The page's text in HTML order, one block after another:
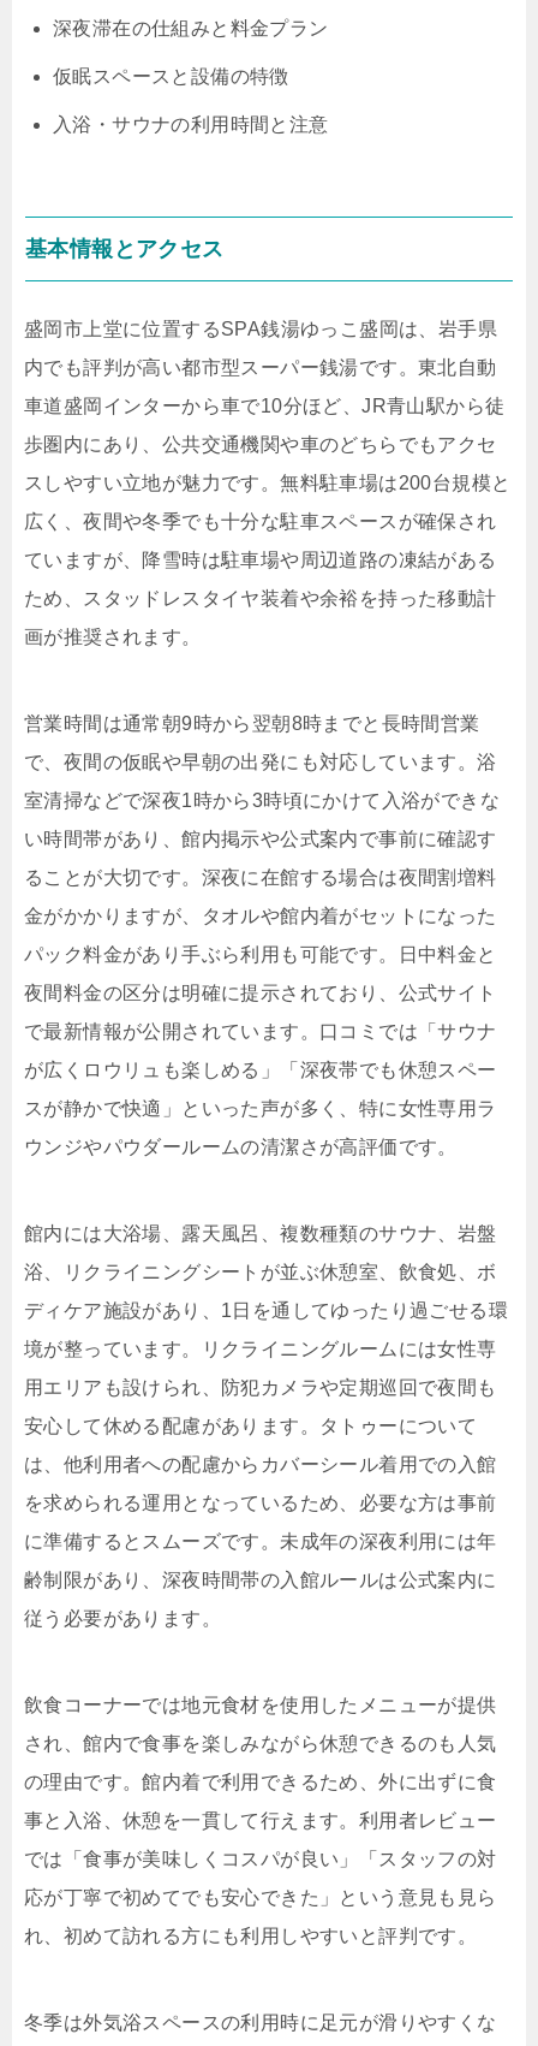
深夜滞在の仕組みと料金プラン
仮眠スペースと設備の特徴
入浴・サウナの利用時間と注意
基本情報とアクセス
盛岡市上堂に位置するSPA銭湯ゆっこ盛岡は、岩手県
内でも評判が高い都市型スーパー銭湯です。東北自動
車道盛岡インターから車で10分ほど、JR青山駅から徒
歩圏内にあり、公共交通機関や車のどちらでもアクセ
スしやすい立地が魅力です。無料駐車場は200台規模と
広く、夜間や冬季でも十分な駐車スペースが確保され
ていますが、降雪時は駐車場や周辺道路の凍結がある
ため、スタッドレスタイヤ装着や余裕を持った移動計
画が推奨されます。
営業時間は通常朝9時から翌朝8時までと長時間営業
で、夜間の仮眠や早朝の出発にも対応しています。浴
室清掃などで深夜1時から3時頃にかけて入浴ができな
い時間帯があり、館内掲示や公式案内で事前に確認す
ることが大切です。深夜に在館する場合は夜間割増料
金がかかりますが、タオルや館内着がセットになった
パック料金があり手ぶら利用も可能です。日中料金と
夜間料金の区分は明確に提示されており、公式サイト
で最新情報が公開されています。口コミでは「サウナ
が広くロウリュも楽しめる」「深夜帯でも休憩スペー
スが静かで快適」といった声が多く、特に女性専用ラ
ウンジやパウダールームの清潔さが高評価です。
館内には大浴場、露天風呂、複数種類のサウナ、岩盤
浴、リクライニングシートが並ぶ休憩室、飲食処、ボ
ディケア施設があり、1日を通してゆったり過ごせる環
境が整っています。リクライニングルームには女性専
用エリアも設けられ、防犯カメラや定期巡回で夜間も
安心して休める配慮があります。タトゥーについて
は、他利用者への配慮からカバーシール着用での入館
を求められる運用となっているため、必要な方は事前
に準備するとスムーズです。未成年の深夜利用には年
齢制限があり、深夜時間帯の入館ルールは公式案内に
従う必要があります。
飲食コーナーでは地元食材を使用したメニューが提供
され、館内で食事を楽しみながら休憩できるのも人気
の理由です。館内着で利用できるため、外に出ずに食
事と入浴、休憩を一貫して行えます。利用者レビュー
では「食事が美味しくコスパが良い」「スタッフの対
応が丁寧で初めてでも安心できた」という意見も見ら
れ、初めて訪れる方にも利用しやすいと評判です。
冬季は外気浴スペースの利用時に足元が滑りやすくな